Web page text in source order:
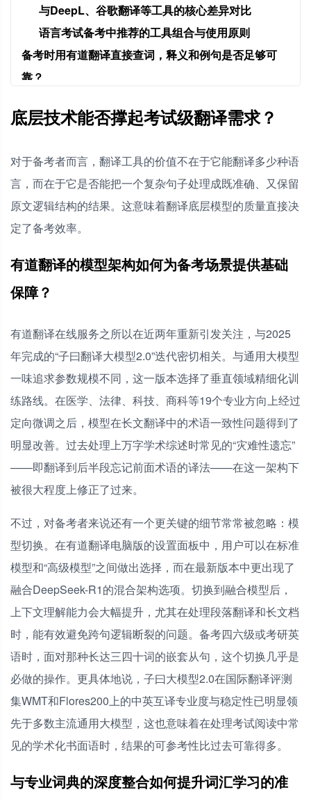
与DeepL、谷歌翻译等工具的核心差异对比
语言考试备考中推荐的工具组合与使用原则
备考时用有道翻译直接查词，释义和例句是否足够可
靠？
吗？
升？
备考中该如何选择和搭配使用有道翻译与DeepL？
底层技术能否撑起考试级翻译需求？
对于备考者而言，翻译工具的价值不在于它能翻译多少种语
言，而在于它是否能把一个复杂句子处理成既准确、又保留
原文逻辑结构的结果。这意味着翻译底层模型的质量直接决
定了备考效率。
有道翻译的模型架构如何为备考场景提供基础
保障？
有道翻译在线服务之所以在近两年重新引发关注，与2025
年完成的“子曰翻译大模型2.0”迭代密切相关。与通用大模型
一味追求参数规模不同，这一版本选择了垂直领域精细化训
练路线。在医学、法律、科技、商科等19个专业方向上经过
定向微调之后，模型在长文翻译中的术语一致性问题得到了
明显改善。过去处理上万字学术综述时常见的“灾难性遗忘”
——即翻译到后半段忘记前面术语的译法——在这一架构下
被很大程度上修正了过来。
不过，对备考者来说还有一个更关键的细节常常被忽略：模
型切换。在有道翻译电脑版的设置面板中，用户可以在标准
模型和“高级模型”之间做出选择，而在最新版本中更出现了
融合DeepSeek-R1的混合架构选项。切换到融合模型后，
上下文理解能力会大幅提升，尤其在处理段落翻译和长文档
时，能有效避免跨句逻辑断裂的问题。备考四六级或考研英
语时，面对那种长达三四十词的嵌套从句，这个切换几乎是
必做的操作。更具体地说，子曰大模型2.0在国际翻译评测
集WMT和Flores200上的中英互译专业度与稳定性已明显领
先于多数主流通用大模型，这也意味着在处理考试阅读中常
见的学术化书面语时，结果的可参考性比过去可靠得多。
与专业词典的深度整合如何提升词汇学习的准